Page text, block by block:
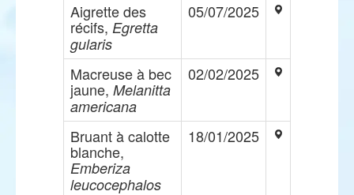
Aigrette des
récifs, Egretta
gularis
05/07/2025
Macreuse à bec
jaune, Melanitta
americana
02/02/2025
Bruant à calotte
blanche,
Emberiza
leucocephalos
18/01/2025